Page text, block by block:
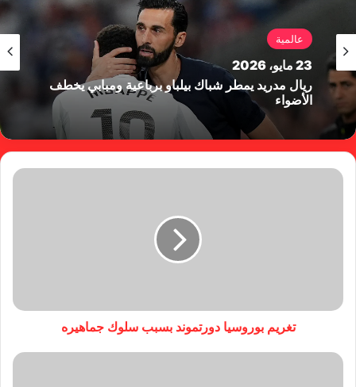
عالمية
23 مايو، 2026
ريال مدريد يمطر شباك بيلباو برباعية ومبابي يخطف
الأضواء
تغريم بوروسيا دورتموند بسبب سلوك جماهيره